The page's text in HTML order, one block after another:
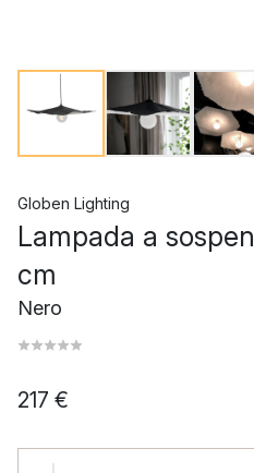
Globen Lighting
Lampada a
cm
Nero
217 €